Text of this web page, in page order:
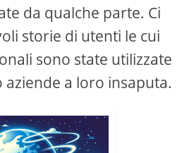
da qualche parte. Ci
storie di utenti le cui
sono state utilizzate
a loro insaputa.